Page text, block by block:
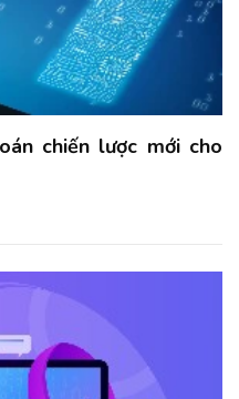
chiến lược mới cho